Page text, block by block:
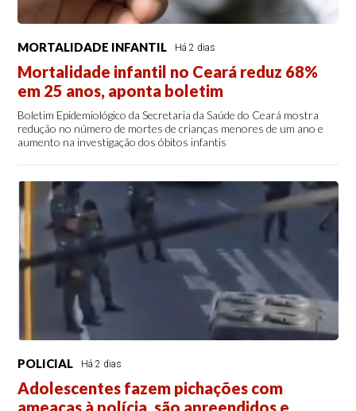
MORTALIDADE INFANTIL Há 2 dias
Mortalidade infantil no Ceará reduz 68%
em 25 anos, aponta boletim
Boletim Epidemiológico da Secretaria da Saúde do Ceará mostra
redução no número de mortes de crianças menores de um ano e
aumento na investigação dos óbitos infantis
POLICIAL Há 2 dias
Adolescentes fazem pichações com
ameaças à polícia, são apreendidos e